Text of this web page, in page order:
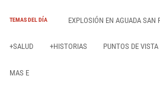
TEMAS DEL DÍA EXPLOSIÓN EN AGUADA SAN
+SALUD +HISTORIAS PUNTOS DE VISTA
MAS E